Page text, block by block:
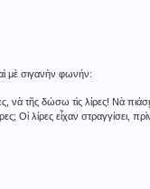
μὲ σιγανὴν φωνήν:
τῆς δώσω τὶς λίρες! Νὰ πιάσῃ
Οἱ λίρες εἶχαν